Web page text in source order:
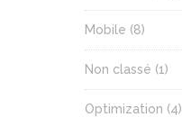
Mobile (8)
Non classé (1)
Optimization (4)